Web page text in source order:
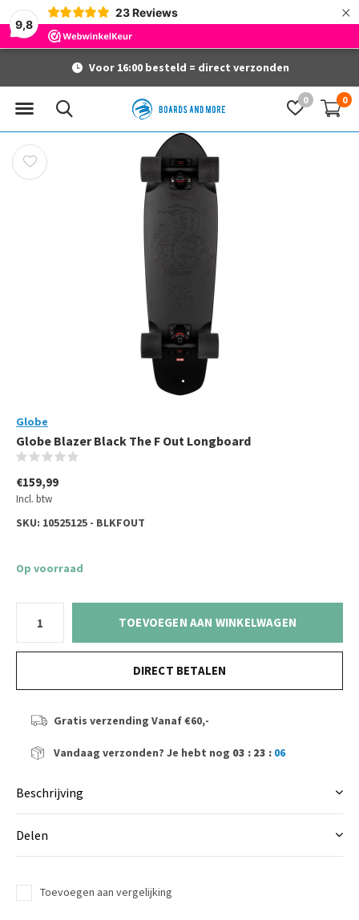
9,8
23 Reviews ×
0 0
Voor 16:00 besteld = direct verzonden
Globe
Globe Blazer Black The F Out Longboard
€159,99
Incl. btw
SKU: 10525125 - BLKFOUT
Op voorraad
TOEVOEGEN AAN WINKELWAGEN
DIRECT BETALEN
Gratis verzending Vanaf €60,-
Vandaag verzonden? Je hebt nog 03 : 23 : 06
Beschrijving
Delen
Toevoegen aan vergelijking